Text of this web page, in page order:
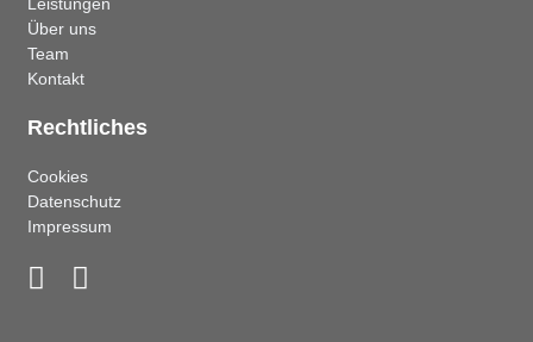
Über uns
Team
Kontakt
Rechtliches
Cookies
Datenschutz
Impressum